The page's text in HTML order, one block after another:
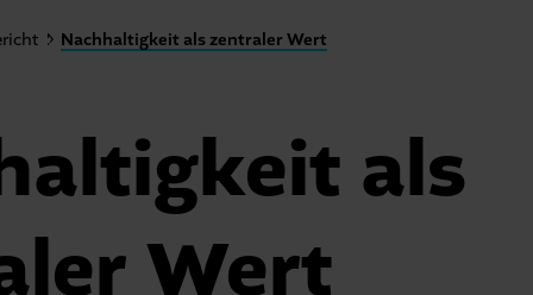
Nachhaltigkeit als zentraler Wert
als
Wert